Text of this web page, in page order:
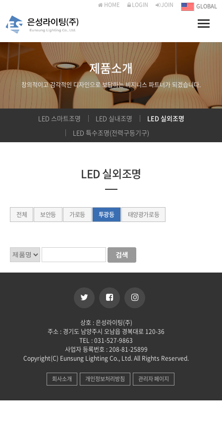
HOME LOGIN JOIN GLOBAL
Toggle
제품소개
창의적이고 감각적인 디자인으로 보답하는 비지니스 파트너가 되겠습니다.
LED 스마트조명 LED 실내조명
LED 실외조명
LED 특수조명(전력구등기구)
LED 실외조명
전체 보안등 가로등 투광등 태양광가로등
상호 : 은성라이팅(주)
주소 : 경기도 남양주시 오남읍 경복대로 120-36
TEL : 031-527-9863
사업자 등록번호 : 208-81-25899
Copyright(C) Eunsung Lighting Co., Ltd. All Rights Reserved.
회사소개 개인정보처리방침 관리자 페이지